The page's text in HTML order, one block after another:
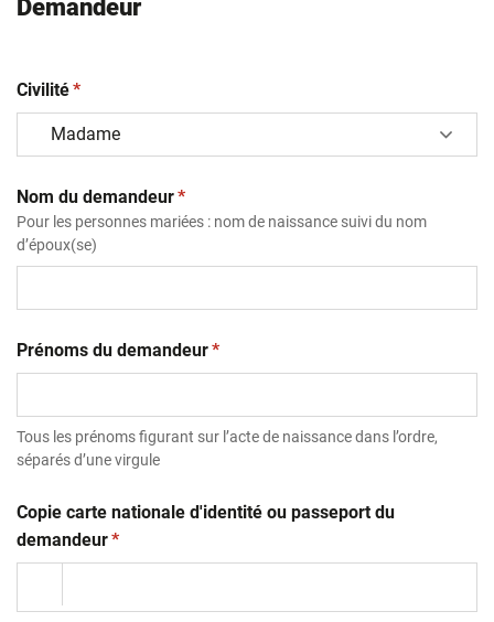
Demandeur
Civilité(obligatoire)
*
Nom du demandeur(obligatoire)
*
Pour les personnes mariées : nom de naissance suivi du nom
d’époux(se)
Prénoms du demandeur(obligatoire)
*
Tous les prénoms figurant sur l’acte de naissance dans l’ordre,
séparés d’une virgule
Copie carte nationale d'identité ou passeport du
demandeur(obligatoire)
*